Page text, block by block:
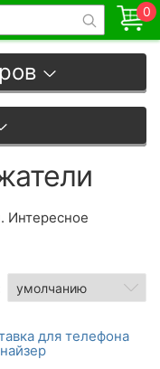
0
Интересное
для телефона